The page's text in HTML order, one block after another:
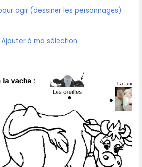
agir (dessiner les personnages)
Ajouter à ma sélection